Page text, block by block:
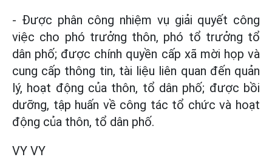
- Được phân công nhiệm vụ giải quyết công
việc cho phó trưởng thôn, phó tổ trưởng tổ
dân phố; được chính quyền cấp xã mời họp và
cung cấp thông tin, tài liệu liên quan đến quản
lý, hoạt động của thôn, tổ dân phố; được bồi
dưỡng, tập huấn về công tác tổ chức và hoạt
động của thôn, tổ dân phố.
VY VY